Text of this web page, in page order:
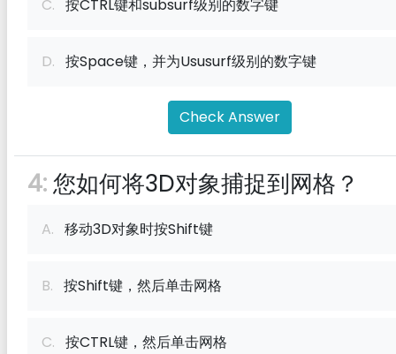
C. 按CTRL键和subsurf级别的数字键
D. 按Space键，并为Ususurf级别的数字键
Check Answer
4:您如何将3D对象捕捉到网格？
A. 移动3D对象时按Shift键
B. 按Shift键，然后单击网格
C. 按CTRL键，然后单击网格